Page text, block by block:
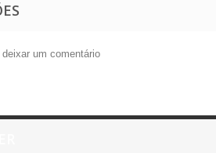
um comentário